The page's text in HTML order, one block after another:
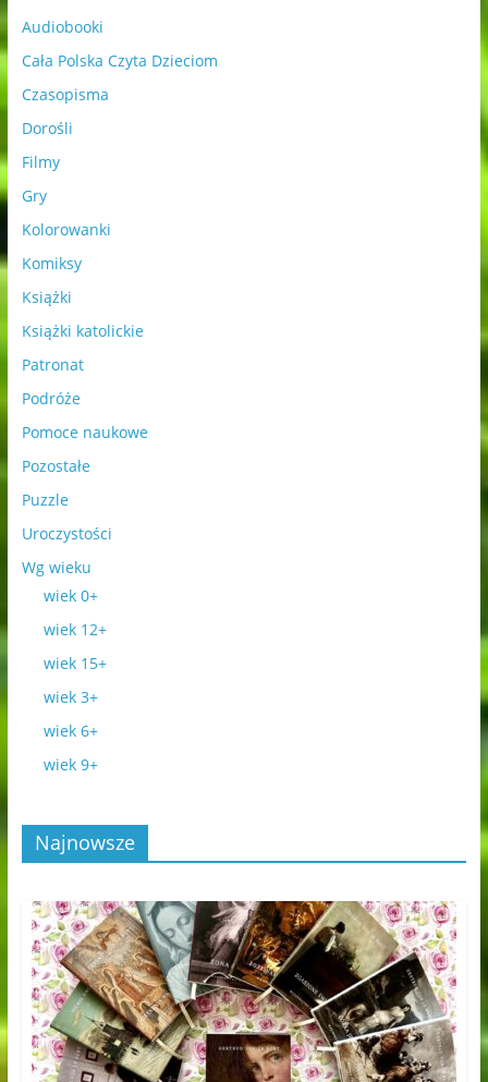
Audiobooki
Cała Polska Czyta Dzieciom
Czasopisma
Dorośli
Filmy
Gry
Kolorowanki
Komiksy
Książki
Książki katolickie
Patronat
Podróże
Pomoce naukowe
Pozostałe
Puzzle
Uroczystości
Wg wieku
wiek 0+
wiek 12+
wiek 15+
wiek 3+
wiek 6+
wiek 9+
Najnowsze